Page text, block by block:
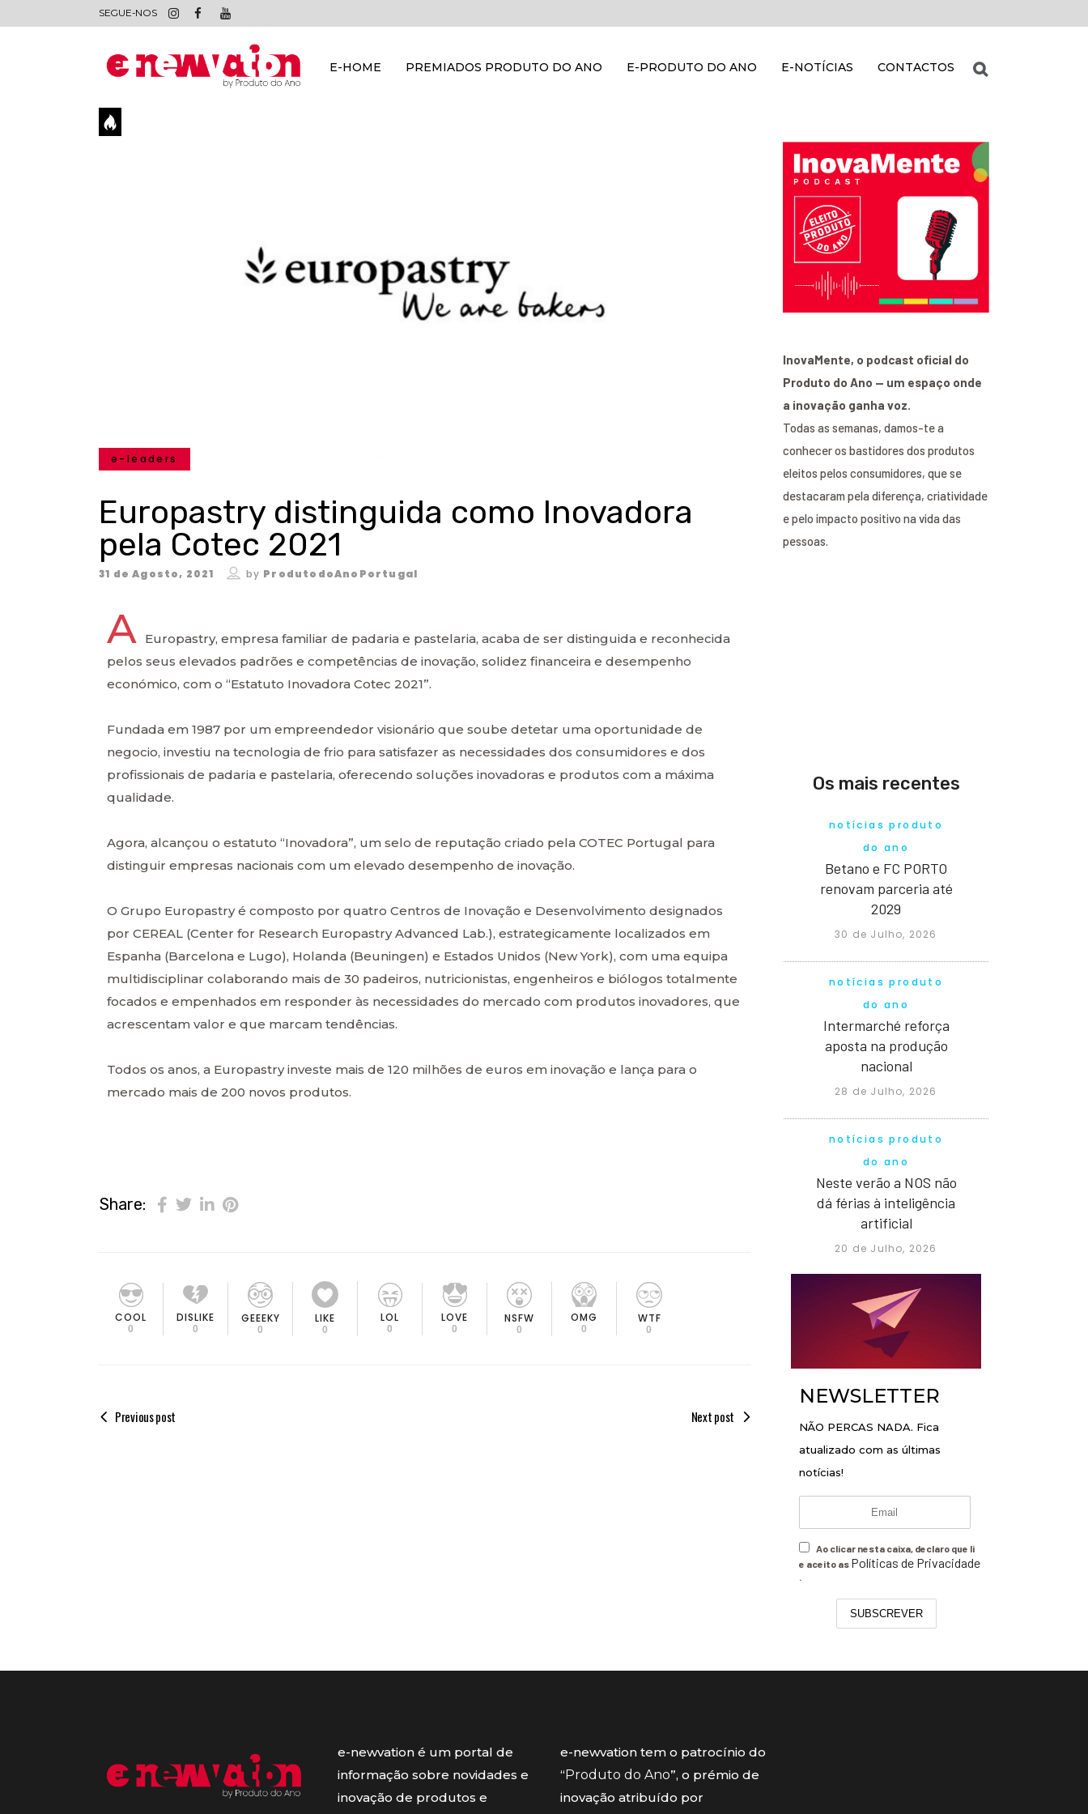
SEGUE-NOS
E-HOME PREMIADOS PRODUTO DO ANO E-PRODUTO DO ANO E-NOTÍCIAS CONTACTOS
e-leaders
Europastry distinguida como Inovadora
pela Cotec 2021
31 de Agosto, 2021 by ProdutodoAnoPortugal
A Europastry, empresa familiar de padaria e pastelaria, acaba de ser distinguida e reconhecida
pelos seus elevados padrões e competências de inovação, solidez financeira e desempenho
económico, com o “Estatuto Inovadora Cotec 2021”.
Fundada em 1987 por um empreendedor visionário que soube detetar uma oportunidade de
negocio, investiu na tecnologia de frio para satisfazer as necessidades dos consumidores e dos
profissionais de padaria e pastelaria, oferecendo soluções inovadoras e produtos com a máxima
qualidade.
Agora, alcançou o estatuto “Inovadora”, um selo de reputação criado pela COTEC Portugal para
distinguir empresas nacionais com um elevado desempenho de inovação.
O Grupo Europastry é composto por quatro Centros de Inovação e Desenvolvimento designados
por CEREAL (Center for Research Europastry Advanced Lab.), estrategicamente localizados em
Espanha (Barcelona e Lugo), Holanda (Beuningen) e Estados Unidos (New York), com uma equipa
multidisciplinar colaborando mais de 30 padeiros, nutricionistas, engenheiros e biólogos totalmente
focados e empenhados em responder às necessidades do mercado com produtos inovadores, que
acrescentam valor e que marcam tendências.
Todos os anos, a Europastry investe mais de 120 milhões de euros em inovação e lança para o
mercado mais de 200 novos produtos.
Share:
COOL
0
DISLIKE
0
GEEEKY
0
LIKE
0
LOL
0
LOVE
0
NSFW
0
OMG
0
WTF
0
Previous post Next post
InovaMente, o podcast oficial do
Produto do Ano — um espaço onde
a inovação ganha voz.
Todas as semanas, damos-te a
conhecer os bastidores dos produtos
eleitos pelos consumidores, que se
destacaram pela diferença, criatividade
e pelo impacto positivo na vida das
pessoas.
Os mais recentes
notícias produto
do ano
Betano e FC PORTO
renovam parceria até
2029
30 de Julho, 2026
notícias produto
do ano
Intermarché reforça
aposta na produção
nacional
28 de Julho, 2026
notícias produto
do ano
Neste verão a NOS não
dá férias à inteligência
artificial
20 de Julho, 2026
NEWSLETTER
NÃO PERCAS NADA. Fica
atualizado com as últimas
notícias!
Ao clicar nesta caixa, declaro que li
e aceito as Políticas de Privacidade
.
SUBSCREVER
e-newvation é um portal de
informação sobre novidades e
inovação de produtos e
e-newvation tem o patrocínio do
“ Produto do Ano”, o prémio de
inovação atribuído por